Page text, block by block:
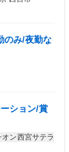
のみ/夜勤な
ション/賞
ン西宮サテラ